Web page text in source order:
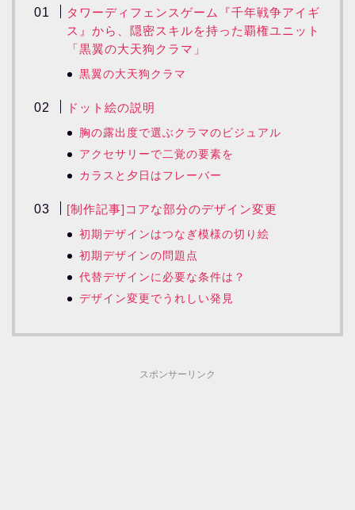
タワーディフェンスゲーム『千年戦争アイギ
ス』から、隠密スキルを持った覇権ユニット
「黒翼の大天狗クラマ」
黒翼の大天狗クラマ
ドット絵の説明
胸の露出度で選ぶクラマのビジュアル
アクセサリーで二覚の要素を
カラスと夕日はフレーバー
[制作記事]コアな部分のデザイン変更
初期デザインはつなぎ模様の切り絵
初期デザインの問題点
代替デザインに必要な条件は？
デザイン変更でうれしい発見
スポンサーリンク